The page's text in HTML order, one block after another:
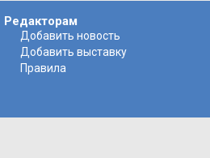
Редакторам
Добавить новость
Добавить выставку
Правила